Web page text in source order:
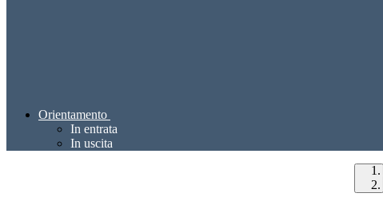
Orientamento
In entrata
In uscita